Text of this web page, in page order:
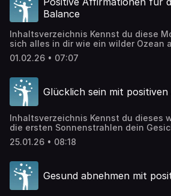
Komfortzone gefangen, weil sie
Balance
Inhaltsverzeichnis Kennst du diese
sich alles in dir wie ein wilder Ozean
äußere Stürme dich aus deinem
du spürst, wie du den Boden unter
Herausforderung geworden, innere
zu bewahren. […]
01.02.26 • 07:07
Glücklich sein mit
Inhaltsverzeichnis Kennst du dieses
die ersten Sonnenstrahlen dein
kleinen Glücksmomente gibt es
lernen, sie zu sehen. Viele Menschen
Verborgenen, im scheinbar
ist keine Frage des Zufalls, sondern
25.01.26 • 08:18
Gesund abnehmen mit